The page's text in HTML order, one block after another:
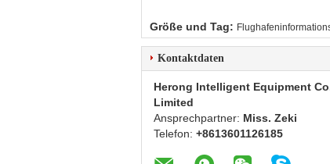
Größe und Tag:
Kontaktdaten
Herong Intelligent Equipment
Limited
Ansprechpartner: Miss. Zeki
Telefon: +8613601126185